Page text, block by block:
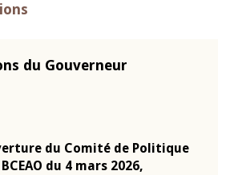
du Gouverneur
du Comité de Politique
du 4 mars 2026,